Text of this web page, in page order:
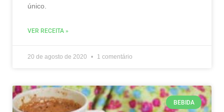
único.
VER RECEITA »
20 de agosto de 2020 1 comentário
BEBIDA